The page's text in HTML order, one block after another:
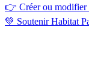
👉 Créer ou modifier
💚 Soutenir Habitat